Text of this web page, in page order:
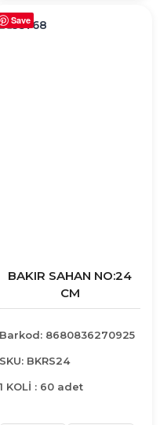
Save
BAKIR SAHAN NO:24
CM
Barkod: 8680836270925
SKU: BKRS24
1 KOLİ : 60 adet